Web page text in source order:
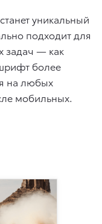
уникальный
подходит для
задач — как
более
на любых
мобильных.